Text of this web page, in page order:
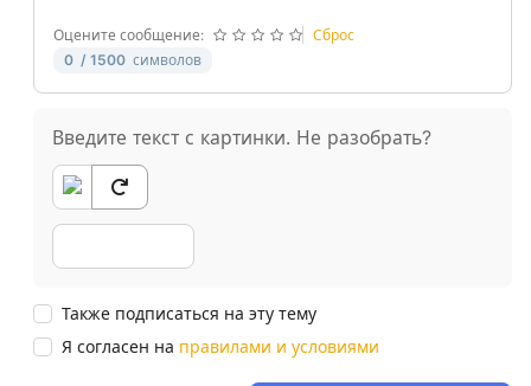
Оцените сообщение:
Сброс
0 / 1500 символов
Введите текст с картинки. Не разобрать?
Также подписаться на эту тему
Я согласен на правилами и условиями